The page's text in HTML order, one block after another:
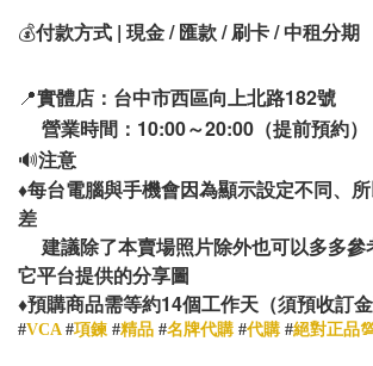
💰付款方式 | 現金 / 匯款 / 刷卡 / 中租分期
📍實體店：台中市西區向上北路182號
營業時間：10:00～20:00（提前預約）
🔊注意
♦️每台電腦與手機會因為顯示設定不同、
差
建議除了本賣場照片除外也可以多多參
它平台提供的分享圖
♦️預購商品需等約14個工作天（須預收訂金
#VCA#項鍊 #精品 #名牌代購 #代購 #絕對正品